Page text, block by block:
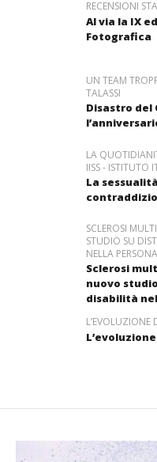
RECENSIONI
Al via la IX
Fotografica
UN TEAM
TALASSI
Disastro del
LA
IISS - ISTITUTO
La
SCLEROSI
STUDIO SU
NELLA
Sclerosi
nuovo
disabilità
L’EVOLUZIONE